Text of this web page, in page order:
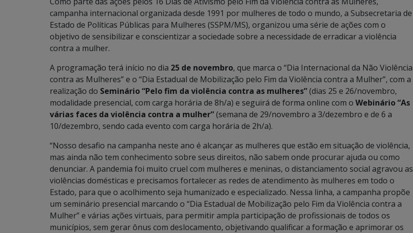
campanha internacional organizada desde 1991 por mulheres de todo o mundo, a Subsecretaria de
Estado de Políticas Públicas para Mulheres (SSPM/MS), organizou uma série de ações com o
objetivo de sensibilizar e conscientizar a sociedade sobre a necessidade de erradicar a violência
contra a mulher.
A programação terá início no dia 25 de novembro, que marca o “Dia Internacional da Não Violência
contra as Mulheres” e o “Dia Estadual de Mobilização pelo Fim da Violência contra a Mulher”, com a
realização do Seminário “Pelo fim da violência contra as mulheres”(dias 25 e 26/novembro,
modalidade presencial, com carga horária de 8h/a) e seguirá de forma online com o Webinário “As
várias faces da violência contra a mulher”(semana de 29/novembro a 3/dezembro e de 6 a
10/dezembro, sendo cada evento com carga horária de 2h/a).
“Nosso desafio na campanha neste ano é alcançar as mulheres que estão em situação de violência,
mas ainda não tem conhecimento sobre seus direitos, não sabem onde procurar ajuda ou como
denunciar. A pandemia foi muito cruel com mulheres e meninas, o distanciamento social agravou as
violências domésticas e precisamos fortalecer as redes de atendimento às mulheres em todo o
Estado, para que o acolhimento seja humanizado e especializado. Nessa linha, a campanha propõe
um seminário presencial marcando o “Dia Estadual de Mobilização pelo Fim da Violência contra a
Mulher” e várias ações virtuais, para permitir ampla participação de profissionais de todos os
municípios, sem gerar ônus com deslocamento, objetivando qualificar a formação e aprimorar os